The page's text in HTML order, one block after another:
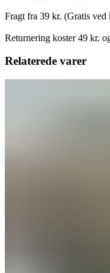
Fragt fra 39 kr. (Gratis
Returnering koster 49 kr.
Relaterede varer